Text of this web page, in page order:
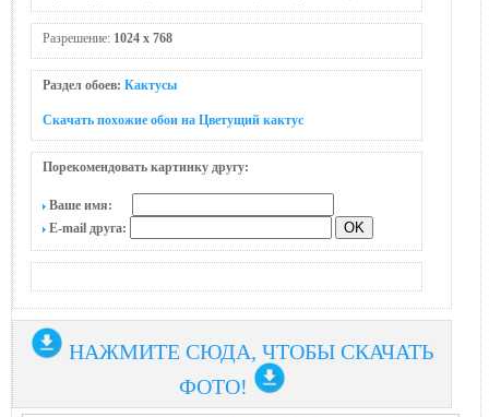
Разрешение: 1024 x 768
Раздел обоев: Кактусы
Скачать похожие обои на Цветущий кактус
Порекомендовать картинку другу:
Ваше имя:
E-mail друга:
НАЖМИТЕ СЮДА, ЧТОБЫ СКАЧАТЬ
ФОТО!